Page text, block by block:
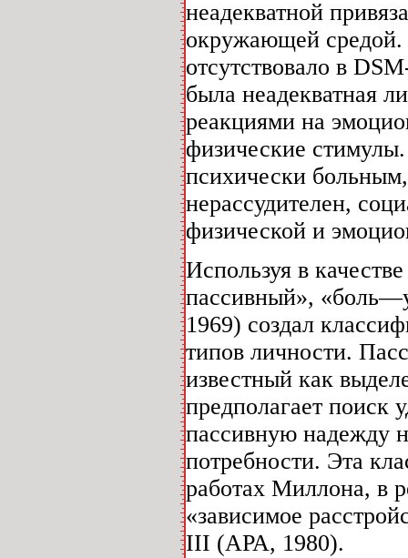
неадекватной
окружающей средой.
отсутствовало в
была неадекватная
реакциями на
физические
психически
нерассудителен,
физической и
Используя в
пассивный»,
1969) создал
типов личности.
известный как
предполагает поиск
пассивную надежду
потребности. Эта
работах Миллона, в
«зависимое
III (АРА, 1980).